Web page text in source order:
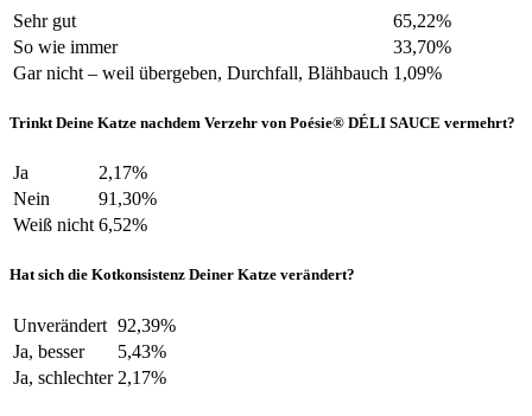
Sehr gut
65,22%
So wie immer
33,70%
Gar nicht – weil übergeben, Durchfall, Blähbauch 1,09%
Trinkt Deine Katze nachdem Verzehr von Poésie® DÉLI SAUCE vermehrt?
Ja
2,17%
Nein
91,30%
Weiß nicht 6,52%
Hat sich die Kotkonsistenz Deiner Katze verändert?
Unverändert 92,39%
Ja, besser
5,43%
Ja, schlechter 2,17%